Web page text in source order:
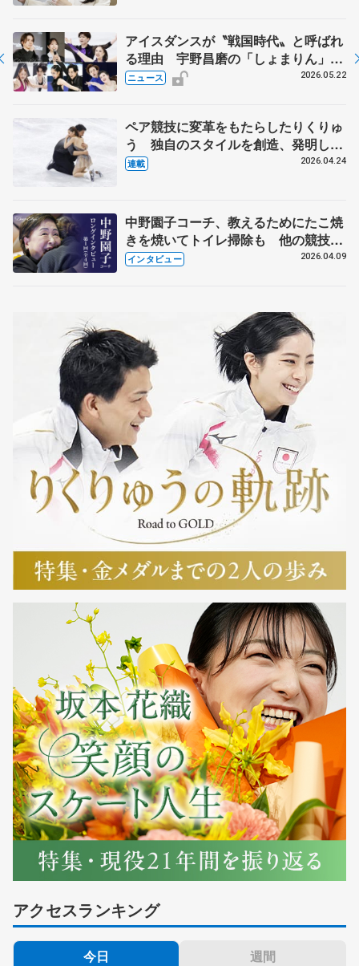
アイスダンスが〝戦国時代〟と呼ばれ
る理由 宇野昌磨の「しょまりん」ら
実力者が相次いで参戦 国内の競争激
ニュース 2026.05.22
ペア競技に変革をもたらしたりくりゅ
う 独自のスタイルを創造、発明した
【引退発表後②】
連載 2026.04.24
中野園子コーチ、教えるためにたこ焼
きを焼いてトイレ掃除も 他の競技に
も通用するという坂本花織の筋肉
インタビュー 2026.04.09
アクセスランキング
今日 週間